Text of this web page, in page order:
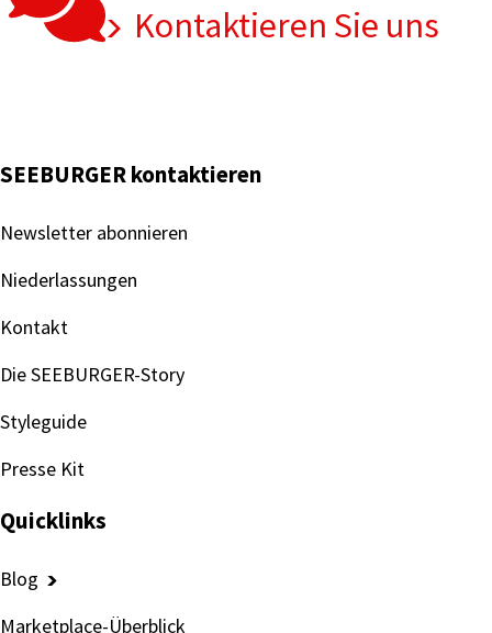
Kontaktieren Sie uns
SEEBURGER kontaktieren
Newsletter abonnieren
Niederlassungen
Kontakt
Die SEEBURGER-Story
Styleguide
Presse Kit
Quicklinks
Blog
Marketplace-Überblick